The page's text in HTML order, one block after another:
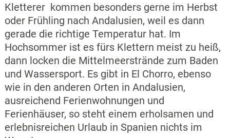
Kletterer kommen besonders gerne im Herbst
oder Frühling nach Andalusien, weil es dann
gerade die richtige Temperatur hat. Im
Hochsommer ist es fürs Klettern meist zu heiß,
dann locken die Mittelmeerstrände zum Baden
und Wassersport. Es gibt in El Chorro, ebenso
wie in den anderen Orten in Andalusien,
ausreichend Ferienwohnungen und
Ferienhäuser, so steht einem erholsamen und
erlebnisreichen Urlaub in Spanien nichts im